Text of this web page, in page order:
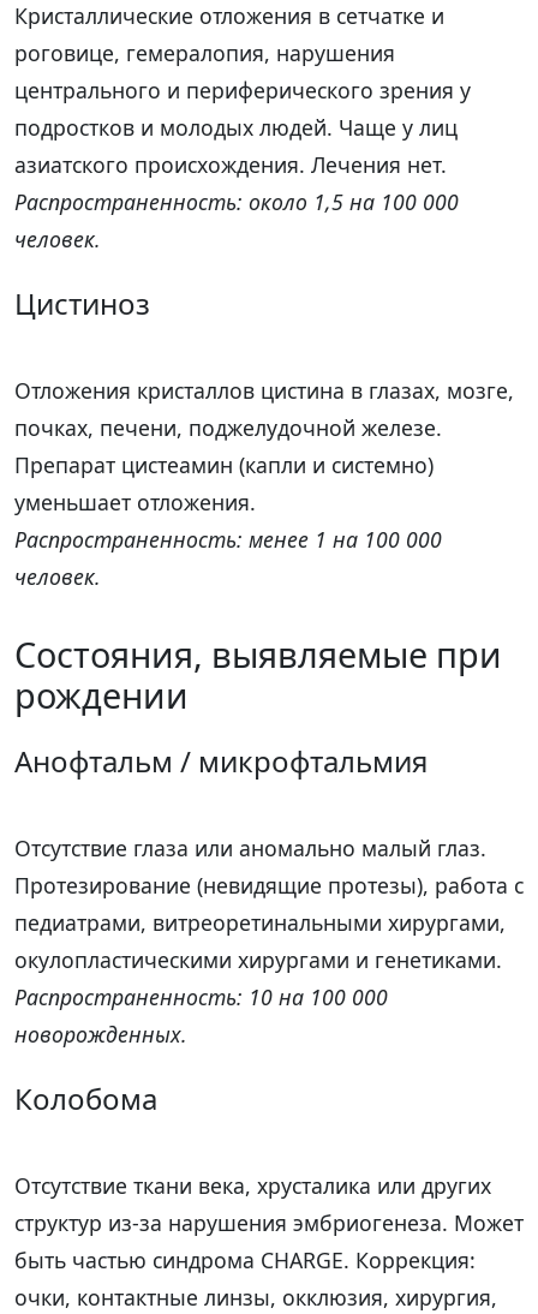
Кристаллические отложения в сетчатке и
роговице, гемералопия, нарушения
центрального и периферического зрения у
подростков и молодых людей. Чаще у лиц
азиатского происхождения. Лечения нет.
Распространенность: около 1,5 на 100 000
человек.
Цистиноз
Отложения кристаллов цистина в глазах, мозге,
почках, печени, поджелудочной железе.
Препарат цистеамин (капли и системно)
уменьшает отложения.
Распространенность: менее 1 на 100 000
человек.
Состояния, выявляемые при
рождении
Анофтальм / микрофтальмия
Отсутствие глаза или аномально малый глаз.
Протезирование (невидящие протезы), работа с
педиатрами, витреоретинальными хирургами,
окулопластическими хирургами и генетиками.
Распространенность: 10 на 100 000
новорожденных.
Колобома
Отсутствие ткани века, хрусталика или других
структур из-за нарушения эмбриогенеза. Может
быть частью синдрома CHARGE. Коррекция:
очки, контактные линзы, окклюзия, хирургия,